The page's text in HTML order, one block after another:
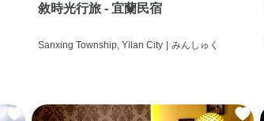
敘時光行旅 - 宜蘭民宿
Sanxing Township, Yilan City | みんしゅく